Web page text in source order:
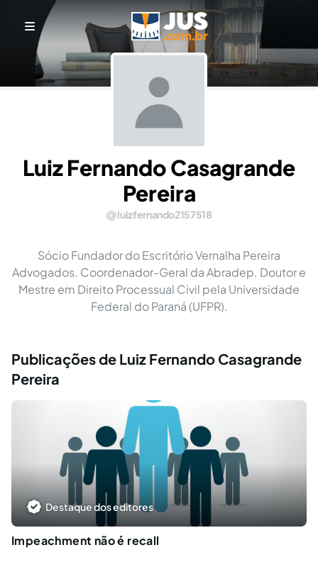
Luiz Fernando Casagrande
Pereira
luizfernando2157518
Sócio Fundador do Escritório Vernalha Pereira
Advogados. Coordenador-Geral da Abradep. Doutor e
Mestre em Direito Processual Civil pela Universidade
Federal do Paraná (UFPR).
Publicações de Luiz Fernando Casagrande
Pereira
Destaque dos editores
Impeachment não é recall